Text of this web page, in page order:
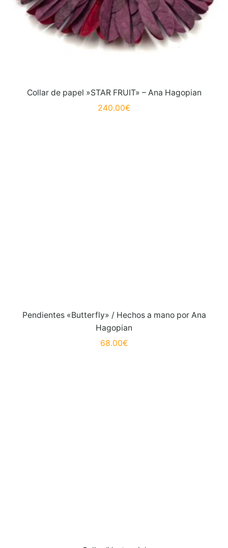
Collar de papel »STAR FRUIT» – Ana Hagopian
240.00€
Pendientes «Butterfly» / Hechos a mano por Ana
Hagopian
68.00€